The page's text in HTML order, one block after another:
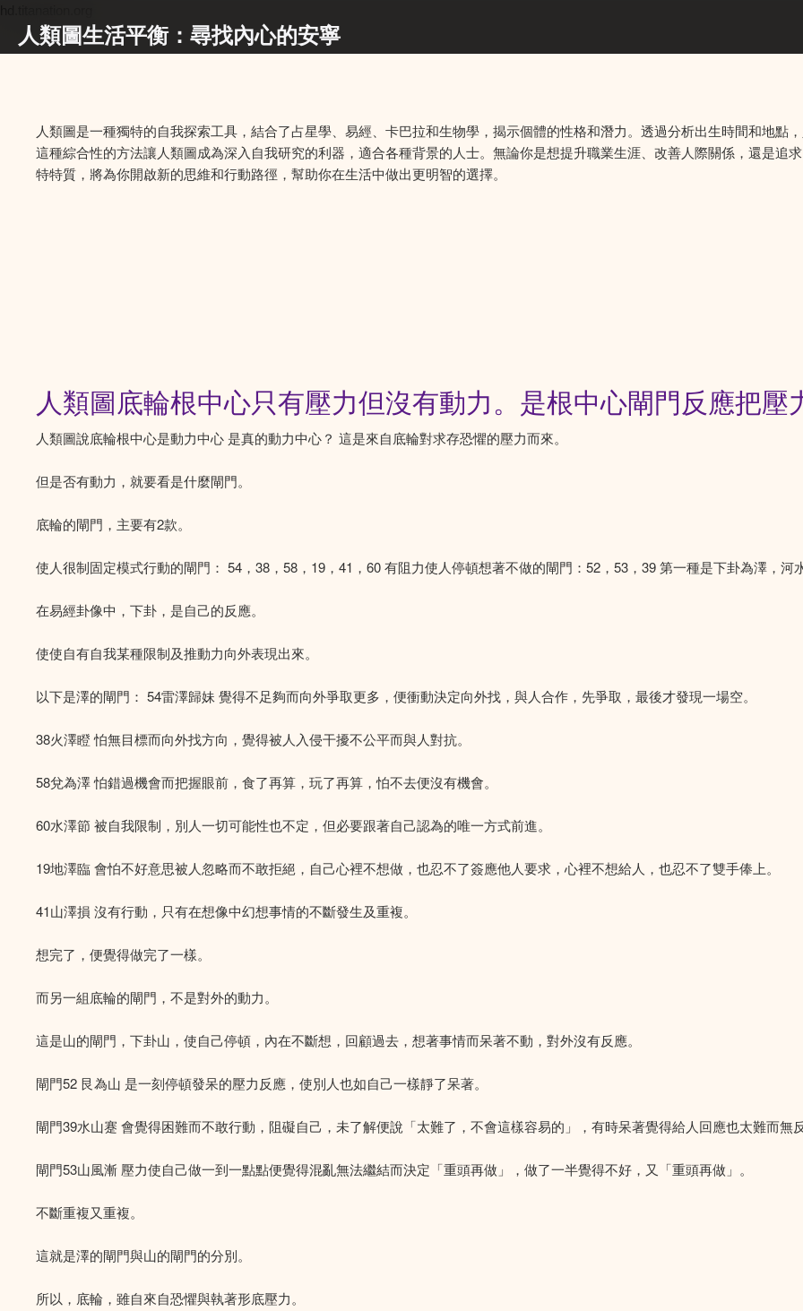
人類圖生活平衡：尋找內心的安寧
人類圖是一種獨特的自我探索工具，結合了占星學、易經、卡巴拉和生物學，揭示個體的性格和潛力。透過分析出生時間和地點
這種綜合性的方法讓人類圖成為深入自我研究的利器，適合各種背景的人士。無論你是想提升職業生涯、改善人際關係，還是追
特特質，將為你開啟新的思維和行動路徑，幫助你在生活中做出更明智的選擇。
人類圖底輪根中心只有壓力但沒有動力。是根中心閘門反應把壓
人類圖說底輪根中心是動力中心 是真的動力中心？ 這是來自底輪對求存恐懼的壓力而來。
但是否有動力，就要看是什麼閘門。
底輪的閘門，主要有2款。
使人很制固定模式行動的閘門： 54，38，58，19，41，60 有阻力使人停頓想著不做的閘門：52，53，39 第一種是下卦為澤，河
在易經卦像中，下卦，是自己的反應。
使使自有自我某種限制及推動力向外表現出來。
以下是澤的閘門： 54雷澤歸妹 覺得不足夠而向外爭取更多，便衝動決定向外找，與人合作，先爭取，最後才發現一場空。
38火澤瞪 怕無目標而向外找方向，覺得被人入侵干擾不公平而與人對抗。
58兌為澤 怕錯過機會而把握眼前，食了再算，玩了再算，怕不去便沒有機會。
60水澤節 被自我限制，別人一切可能性也不定，但必要跟著自己認為的唯一方式前進。
19地澤臨 會怕不好意思被人忽略而不敢拒絕，自己心裡不想做，也忍不了簽應他人要求，心裡不想給人，也忍不了雙手俸上。
41山澤損 沒有行動，只有在想像中幻想事情的不斷發生及重複。
想完了，便覺得做完了一樣。
而另一組底輪的閘門，不是對外的動力。
這是山的閘門，下卦山，使自己停頓，內在不斷想，回顧過去，想著事情而呆著不動，對外沒有反應。
閘門52 艮為山 是一刻停頓發呆的壓力反應，使別人也如自己一樣靜了呆著。
閘門39水山蹇 會覺得困難而不敢行動，阻礙自己，未了解便說「太難了，不會這樣容易的」，有時呆著覺得給人回應也太難而無
閘門53山風漸 壓力使自己做一到一點點便覺得混亂無法繼結而決定「重頭再做」，做了一半覺得不好，又「重頭再做」。
不斷重複又重複。
這就是澤的閘門與山的閘門的分別。
所以，底輪，雖自來自恐懼與執著形底壓力。